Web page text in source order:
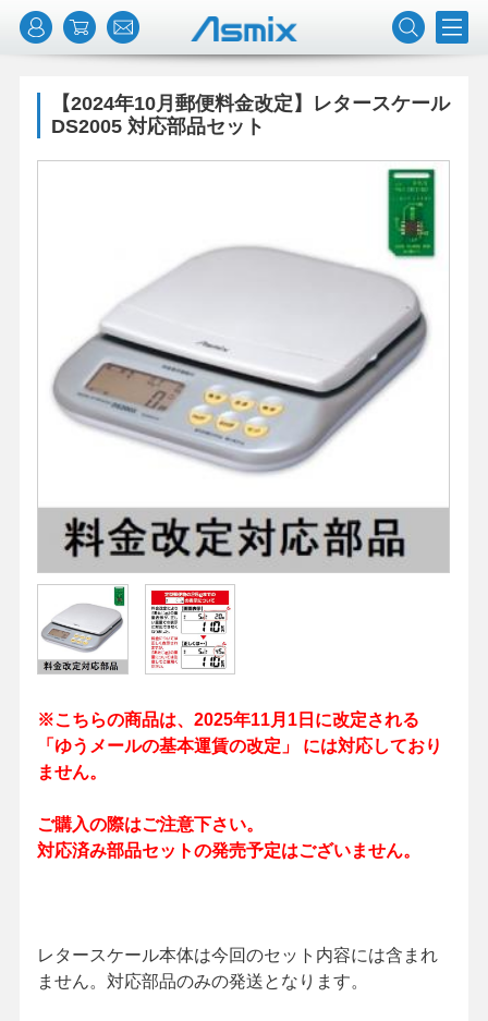
【2024年10月郵便料金改定】レタースケール
DS2005 対応部品セット
※こちらの商品は、2025年11月1日に改定される
「ゆうメールの基本運賃の改定」 には対応しており
ません。
ご購入の際はご注意下さい。
対応済み部品セットの発売予定はございません。
レタースケール本体は今回のセット内容には含まれ
ません。対応部品のみの発送となります。